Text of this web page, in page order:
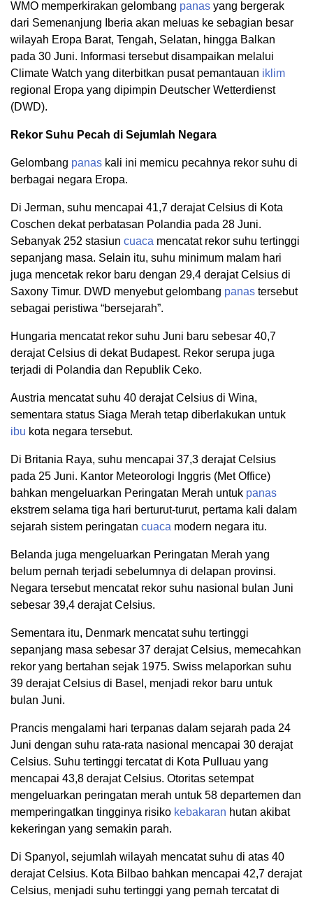
WMO memperkirakan gelombang panas yang bergerak
dari Semenanjung Iberia akan meluas ke sebagian besar
wilayah Eropa Barat, Tengah, Selatan, hingga Balkan
pada 30 Juni. Informasi tersebut disampaikan melalui
Climate Watch yang diterbitkan pusat pemantauan iklim
regional Eropa yang dipimpin Deutscher Wetterdienst
(DWD).
Rekor Suhu Pecah di Sejumlah Negara
Gelombang panas kali ini memicu pecahnya rekor suhu di
berbagai negara Eropa.
Di Jerman, suhu mencapai 41,7 derajat Celsius di Kota
Coschen dekat perbatasan Polandia pada 28 Juni.
Sebanyak 252 stasiun cuaca mencatat rekor suhu tertinggi
sepanjang masa. Selain itu, suhu minimum malam hari
juga mencetak rekor baru dengan 29,4 derajat Celsius di
Saxony Timur. DWD menyebut gelombang panas tersebut
sebagai peristiwa “bersejarah”.
Hungaria mencatat rekor suhu Juni baru sebesar 40,7
derajat Celsius di dekat Budapest. Rekor serupa juga
terjadi di Polandia dan Republik Ceko.
Austria mencatat suhu 40 derajat Celsius di Wina,
sementara status Siaga Merah tetap diberlakukan untuk
ibu kota negara tersebut.
Di Britania Raya, suhu mencapai 37,3 derajat Celsius
pada 25 Juni. Kantor Meteorologi Inggris (Met Office)
bahkan mengeluarkan Peringatan Merah untuk panas
ekstrem selama tiga hari berturut-turut, pertama kali dalam
sejarah sistem peringatan cuaca modern negara itu.
Belanda juga mengeluarkan Peringatan Merah yang
belum pernah terjadi sebelumnya di delapan provinsi.
Negara tersebut mencatat rekor suhu nasional bulan Juni
sebesar 39,4 derajat Celsius.
Sementara itu, Denmark mencatat suhu tertinggi
sepanjang masa sebesar 37 derajat Celsius, memecahkan
rekor yang bertahan sejak 1975. Swiss melaporkan suhu
39 derajat Celsius di Basel, menjadi rekor baru untuk
bulan Juni.
Prancis mengalami hari terpanas dalam sejarah pada 24
Juni dengan suhu rata-rata nasional mencapai 30 derajat
Celsius. Suhu tertinggi tercatat di Kota Pulluau yang
mencapai 43,8 derajat Celsius. Otoritas setempat
mengeluarkan peringatan merah untuk 58 departemen dan
memperingatkan tingginya risiko kebakaran hutan akibat
kekeringan yang semakin parah.
Di Spanyol, sejumlah wilayah mencatat suhu di atas 40
derajat Celsius. Kota Bilbao bahkan mencapai 42,7 derajat
Celsius, menjadi suhu tertinggi yang pernah tercatat di